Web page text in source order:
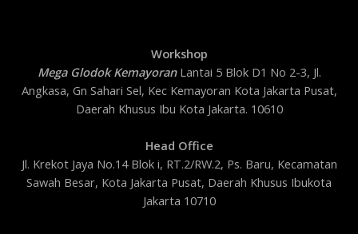
Workshop
Mega Glodok KemayoranLantai 5 Blok D1 No 2-3, Jl.
Angkasa, Gn Sahari Sel, Kec Kemayoran Kota Jakarta Pusat,
Daerah Khusus Ibu Kota Jakarta. 10610
Head Office
Jl. Krekot Jaya No.14 Blok i, RT.2/RW.2, Ps. Baru, Kecamatan
Sawah Besar, Kota Jakarta Pusat, Daerah Khusus Ibukota
Jakarta 10710